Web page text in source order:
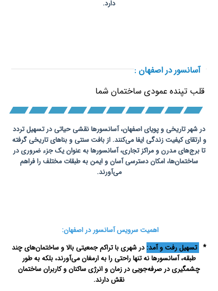
دارد.
آسانسور در اصفهان :
قلب تپنده عمودی ساختمان شما
در شهر تاریخی و پویای اصفهان، آسانسورها نقشی حیاتی در تسهیل تردد
و ارتقای کیفیت زندگی ایفا می‌کنند. از بافت سنتی و بناهای تاریخی گرفته
تا برج‌های مدرن و مراکز تجاری، آسانسورها به عنوان یک جزء ضروری در
ساختمان‌ها، امکان دسترسی آسان و ایمن به طبقات مختلف را فراهم
می‌آورند.
اهمیت سرویس آسانسور در اصفهان:
* تسهیل رفت و آمد: در شهری با تراکم جمعیتی بالا و ساختمان‌های چند
طبقه، آسانسورها نه تنها راحتی را به ارمغان می‌آورند، بلکه به طور
چشمگیری در صرفه‌جویی در زمان و انرژی ساکنان و کاربران ساختمان
نقش دارند.